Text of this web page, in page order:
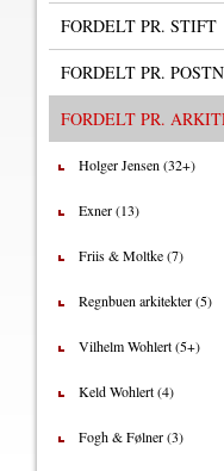
FORDELT PR. STIFT
FORDELT PR.
FORDELT PR.
Holger Jensen (32+)
Exner (13)
Friis & Moltke (7)
Regnbuen arkitekter (5)
Vilhelm Wohlert (5+)
Keld Wohlert (4)
Fogh & Følner (3)